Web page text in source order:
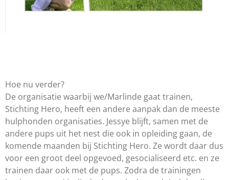
Hoe nu verder?
De organisatie waarbij we/Marlinde gaat trainen,
Stichting Hero, heeft een andere aanpak dan de meeste
hulphonden organisaties. Jessye blijft, samen met de
andere pups uit het nest die ook in opleiding gaan, de
komende maanden bij Stichting Hero. Ze wordt daar dus
voor een groot deel opgevoed, gesocialiseerd etc. en ze
trainen daar ook met de pups. Zodra de trainingen